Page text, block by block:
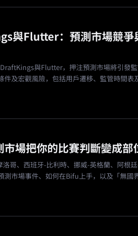
與Flutter：預測市場競爭
與Flutter，押注預測市場將引發
及宏觀風險，包括用戶遷移、監管時間表
場把你的比賽判斷變成部
哥、西班牙-比利時、挪威-英格蘭、阿根
測市場事件、如何在Bifu上手，以及「無國